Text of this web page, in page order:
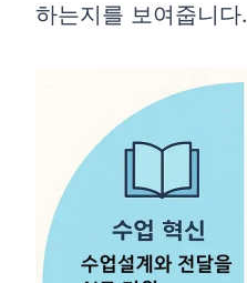
하는지를 보여줍니다.